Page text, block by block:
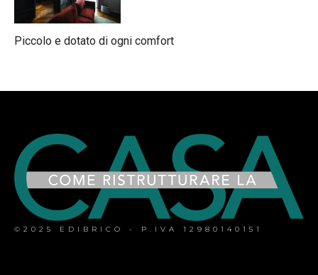
Piccolo e dotato di ogni comfort
©2025 EDIBRICO - P.IVA 12980140151